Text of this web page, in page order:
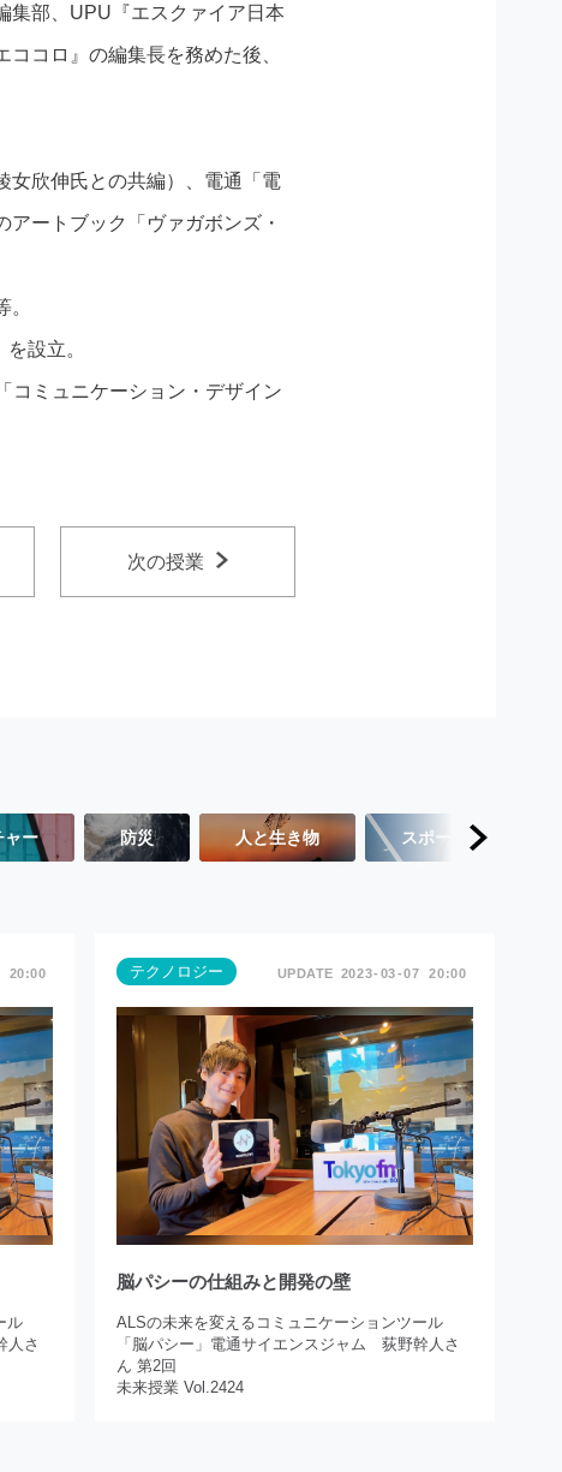
集部、UPU『エスクァイア日本
コロ』の編集長を務めた後、
女欣伸氏との共編）、電通「電
ートブック「ヴァガボンズ・
設立。
コミュニケーション・デザイン
次の授業
ャー 防災 人と生き物 スポーツ
20:00
ル
人さ
テクノロジー 2023 03 07 20:00
脳パシーの仕組みと開発の壁
ALSの未来を変えるコミュニケーションツール
「脳パシー」電通サイエンスジャム 荻野幹人さ
ん 第2回
未来授業 Vol.2424